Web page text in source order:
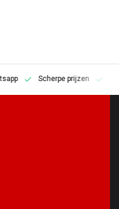
Scherpe prijzen